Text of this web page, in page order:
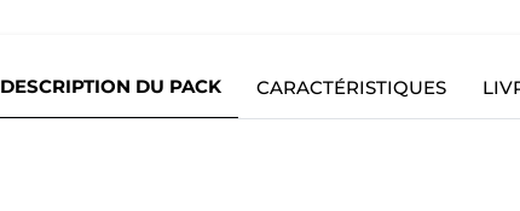
DESCRIPTION DU PACK CARACTÉRISTIQUES